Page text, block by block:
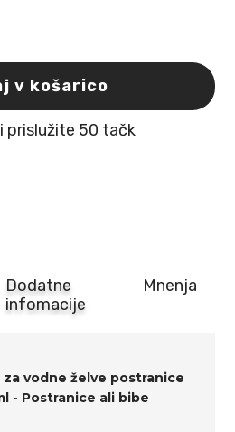
v košarico
prislužite 50 tačk
Dodatne
infomacije
Mnenja
za vodne želve postranice
- Postranice ali bibe